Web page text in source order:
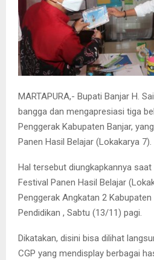
MARTAPURA,- Bupati Banjar H.
bangga dan mengapresiasi tiga
Penggerak Kabupaten Banjar,
Panen Hasil Belajar (Lokakarya 7).
Hal tersebut diungkapkannya
Festival Panen Hasil Belajar
Penggerak Angkatan 2
Pendidikan , Sabtu (13/11) pagi.
Dikatakan, disini bisa dilihat
CGP yang mendisplay berbagai